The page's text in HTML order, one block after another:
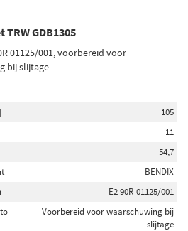
GDB1305
01125/001, voorbereid voor
bij slijtage
105
11
54,7
BENDIX
E2 90R 01125/001
Voorbereid voor waarschuwing bij
slijtage